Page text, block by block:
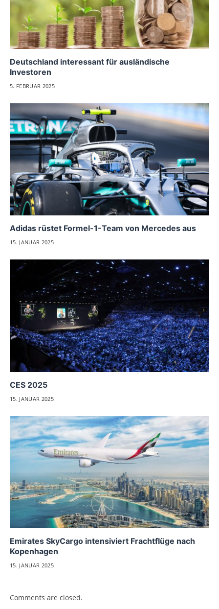
Deutschland interessant für ausländische
Investoren
5. FEBRUAR 2025
Adidas rüstet Formel-1-Team von Mercedes aus
15. JANUAR 2025
CES 2025
15. JANUAR 2025
Emirates SkyCargo intensiviert Frachtflüge nach
Kopenhagen
15. JANUAR 2025
Comments are closed.